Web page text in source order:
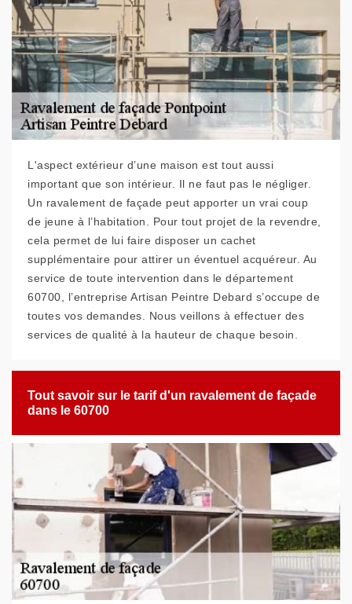
L'aspect extérieur d’une maison est tout aussi
important que son intérieur. Il ne faut pas le négliger.
Un ravalement de façade peut apporter un vrai coup
de jeune à l’habitation. Pour tout projet de la revendre,
cela permet de lui faire disposer un cachet
supplémentaire pour attirer un éventuel acquéreur. Au
service de toute intervention dans le département
60700, l’entreprise Artisan Peintre Debard s’occupe de
toutes vos demandes. Nous veillons à effectuer des
services de qualité à la hauteur de chaque besoin.
Tout savoir sur le tarif d'un ravalement de façade
dans le 60700